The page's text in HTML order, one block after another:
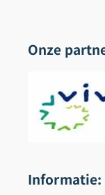
Onze
Informatie: